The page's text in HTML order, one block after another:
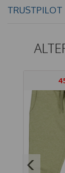
TRUSTPILOT